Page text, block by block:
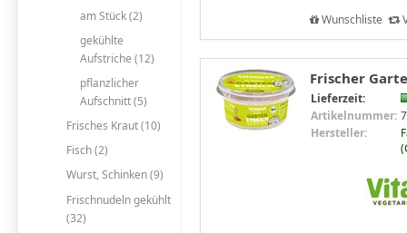
am Stück (2)
gekühlte
Aufstriche (12)
pflanzlicher
Aufschnitt (5)
Frisches Kraut (10)
Fisch (2)
Wurst, Schinken (9)
Frischnudeln gekühlt
(32)
Wunschliste
Frischer
Lieferzeit:
Artikelnummer:
Hersteller: